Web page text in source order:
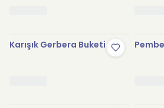
Karışık Gerbera Buketi